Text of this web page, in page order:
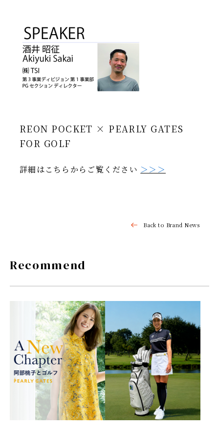
REON POCKET × PEARLY GATES
FOR GOLF
詳細はこちらからご覧ください ＞＞＞
Back to Brand News
Recommend